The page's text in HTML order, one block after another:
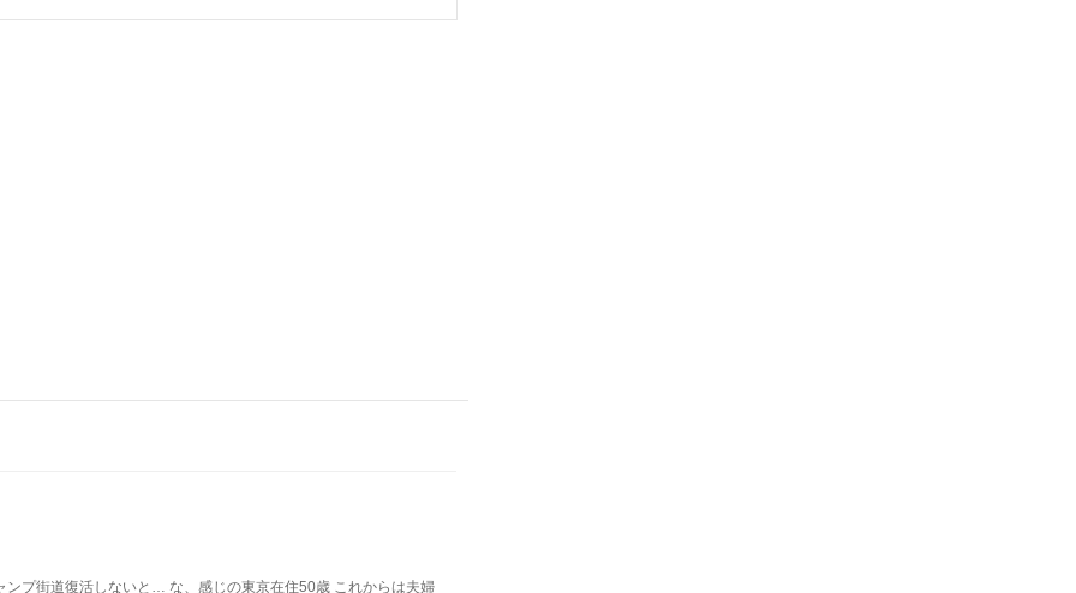
プ街道復活しないと… な、感じの東京在住50歳 これからは夫婦